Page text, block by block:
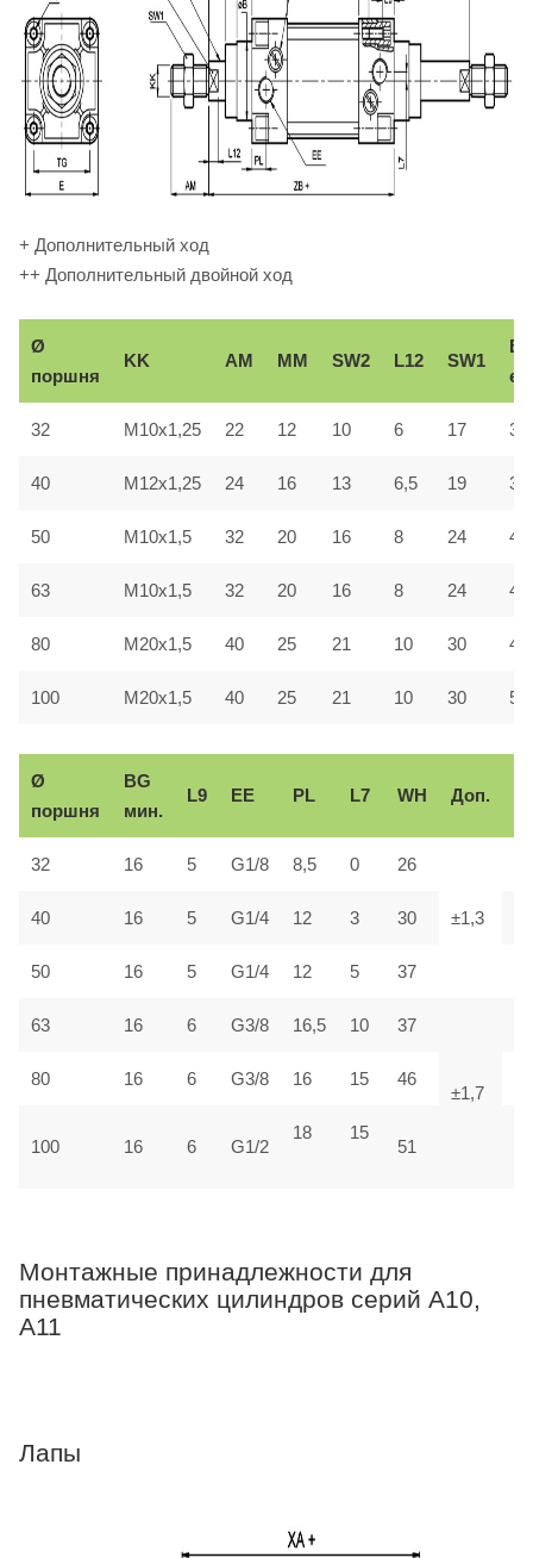
+ Дополнительный ход
++ Дополнительный двойной ход
Ø
поршня
KK AM ММ SW2 L12 SW1
В
32 M10x1,25 22 12 10 6 17 30
40 M12x1,25 24 16 13 6,5 19 35
50 М10х1,5 32 20 16 8 24 40
63 М10х1,5 32 20 16 8 24 45
80 M20х1,5 40 25 21 10 30 45
100 M20х1,5 40 25 21 10 30 55
Ø
поршня
BG
мин.
L9 ЕЕ PL L7 WH Доп.
32 16 5 G1/8 8,5 0 26
±1,3
40 16 5 G1/4 12 3 30
50 16 5 G1/4 12 5 37
63 16 6 G3/8 16,5 10 37
±1,7
80 16 6 G3/8 16 15 46
100 16 6 G1/2
18 15
51
Монтажные принадлежности для
пневматических цилиндров серий A10,
A11
Лапы